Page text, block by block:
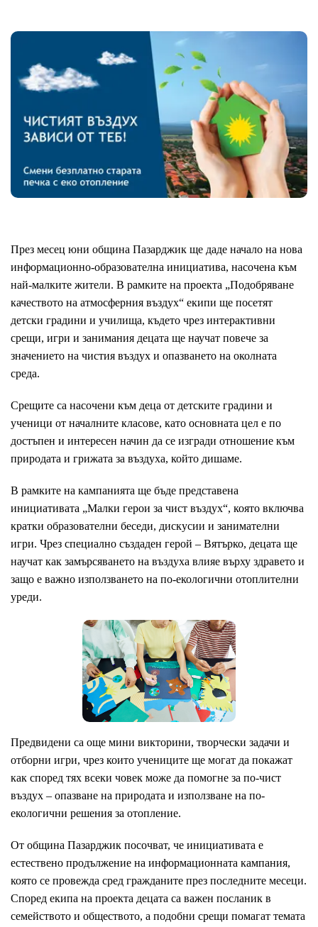
През месец юни община Пазарджик ще даде начало на нова
информационно-образователна инициатива, насочена към
най-малките жители. В рамките на проекта „Подобряване
качеството на атмосферния въздух“ екипи ще посетят
детски градини и училища, където чрез интерактивни
срещи, игри и занимания децата ще научат повече за
значението на чистия въздух и опазването на околната
среда.
Срещите са насочени към деца от детските градини и
ученици от началните класове, като основната цел е по
достъпен и интересен начин да се изгради отношение към
природата и грижата за въздуха, който дишаме.
В рамките на кампанията ще бъде представена
инициативата „Малки герои за чист въздух“, която включва
кратки образователни беседи, дискусии и занимателни
игри. Чрез специално създаден герой – Вятърко, децата ще
научат как замърсяването на въздуха влияе върху здравето и
защо е важно използването на по-екологични отоплителни
уреди.
Предвидени са още мини викторини, творчески задачи и
отборни игри, чрез които учениците ще могат да покажат
как според тях всеки човек може да помогне за по-чист
въздух – опазване на природата и използване на по-
екологични решения за отопление.
От община Пазарджик посочват, че инициативата е
естествено продължение на информационната кампания,
която се провежда сред гражданите през последните месеци.
Според екипа на проекта децата са важен посланик в
семейството и обществото, а подобни срещи помагат темата